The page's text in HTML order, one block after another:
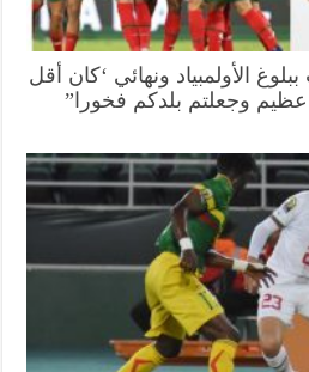
ببلوغ الأولمبياد ونهائي ‘كان أقل